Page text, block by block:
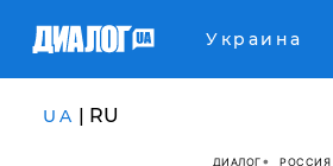
Украина
UA | RU
ДИАЛОГ РОССИЯ